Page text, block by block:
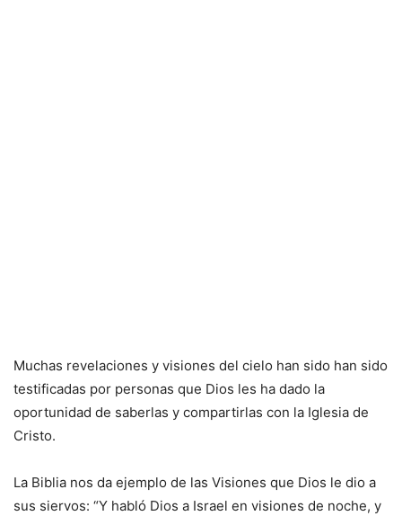
Muchas revelaciones y visiones del cielo han sido han sido
testificadas por personas que Dios les ha dado la
oportunidad de saberlas y compartirlas con la Iglesia de
Cristo.
La Biblia nos da ejemplo de las Visiones que Dios le dio a
sus siervos: “Y habló Dios a Israel en visiones de noche, y